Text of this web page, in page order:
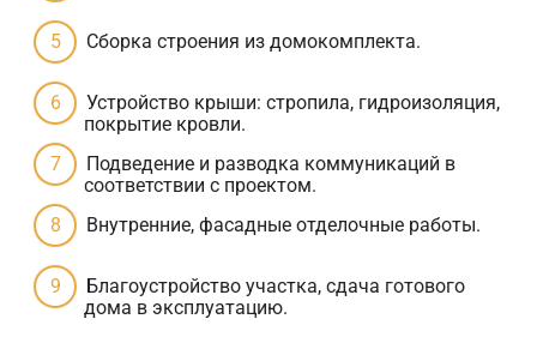
Сборка строения из домокомплекта.
Устройство крыши: стропила, гидроизоляция,
покрытие кровли.
Подведение и разводка коммуникаций в
соответствии с проектом.
Внутренние, фасадные отделочные работы.
Благоустройство участка, сдача готового
дома в эксплуатацию.